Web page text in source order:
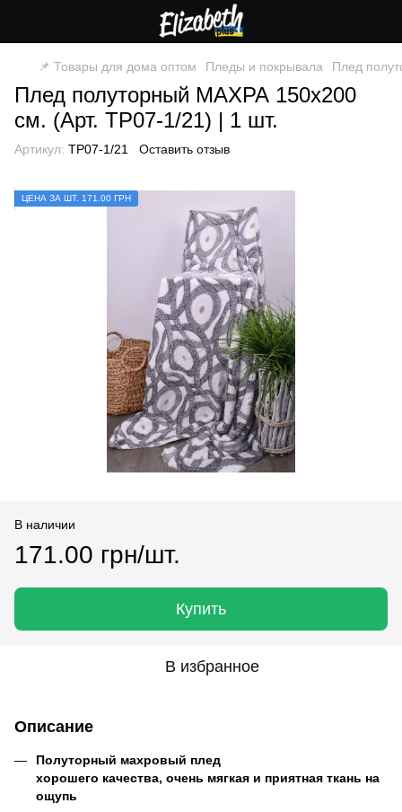
📌 Товары для дома оптом Пледы и покрывала Плед
Плед полуторный МАХРА 150х200
см. (Арт. TP07-1/21) | 1 шт.
Артикул: TP07-1/21 Оставить отзыв
ЦЕНА ЗА ШТ. 171.00 ГРН
В наличии
171.00 грн/шт.
Купить
В избранное
Описание
Полуторный махровый плед
хорошего качества, очень мягкая и приятная ткань на
ощупь